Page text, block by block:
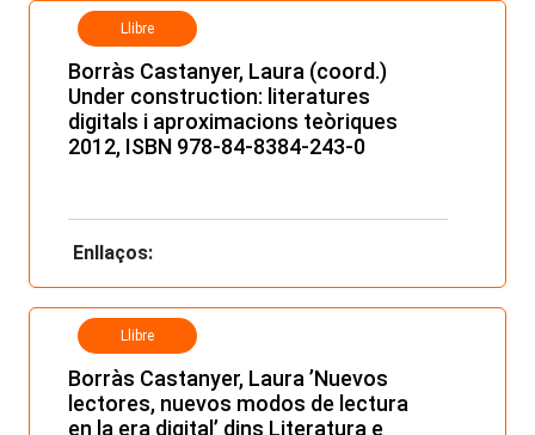
Llibre
Borràs Castanyer, Laura (coord.)
Under construction: literatures
digitals i aproximacions teòriques
2012, ISBN 978-84-8384-243-0
Enllaços:
Llibre
Borràs Castanyer, Laura ’Nuevos
lectores, nuevos modos de lectura
en la era digital’ dins Literatura e